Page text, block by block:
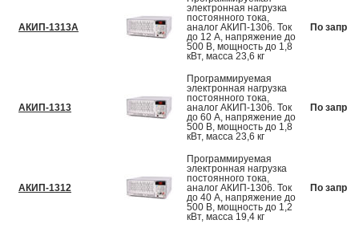
АКИП-1313A
электронная нагрузка
постоянного тока,
аналог АКИП-1306. Ток
до 12 А, напряжение до
500 В, мощность до 1,8
кВт, масса 23,6 кг
По
АКИП-1313
Программируемая
электронная нагрузка
постоянного тока,
аналог АКИП-1306. Ток
до 60 А, напряжение до
500 В, мощность до 1,8
кВт, масса 23,6 кг
По
АКИП-1312
Программируемая
электронная нагрузка
постоянного тока,
аналог АКИП-1306. Ток
до 40 А, напряжение до
500 В, мощность до 1,2
кВт, масса 19,4 кг
По